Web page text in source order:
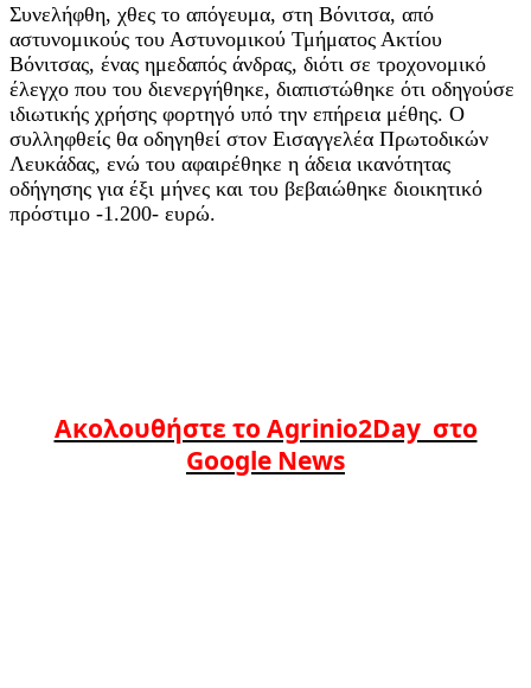
Συνελήφθη, χθες το απόγευμα, στη Βόνιτσα, από
αστυνομικούς του Αστυνομικού Τμήματος Ακτίου
Βόνιτσας, ένας ημεδαπός άνδρας, διότι σε τροχονομικό
έλεγχο που του διενεργήθηκε, διαπιστώθηκε ότι οδηγούσε
ιδιωτικής χρήσης φορτηγό υπό την επήρεια μέθης. Ο
συλληφθείς θα οδηγηθεί στον Εισαγγελέα Πρωτοδικών
Λευκάδας, ενώ του αφαιρέθηκε η άδεια ικανότητας
οδήγησης για έξι μήνες και του βεβαιώθηκε διοικητικό
πρόστιμο -1.200- ευρώ.
Ακολουθήστε το Agrinio2Day στο
Google News